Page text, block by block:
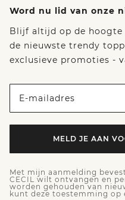
Word nu lid van onze
Blijf altijd op de hoogte
de nieuwste trendy
exclusieve promoties -
E-mailadres
MELD JE AAN
Met mijn aanmelding
CECIL wilt ontvangen en
worden gehouden van
kunt deze toestemming op